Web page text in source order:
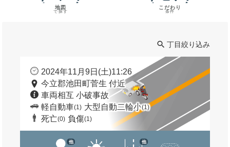
地図
で探す
こだわり
条件
丁目絞り込み
2024年11月9日(土)11:26
今立郡池田町菅生 付近
車両相互 小破事故
軽自動車(1) 大型自動二輪小(1)
死亡(0) 負傷(1)
他 他